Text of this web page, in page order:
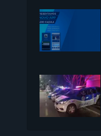
Vice-